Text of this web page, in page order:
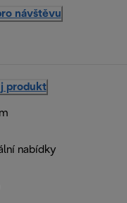
návštěvu
produkt
nabídky